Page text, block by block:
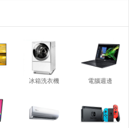
冰箱洗衣機 電腦週邊